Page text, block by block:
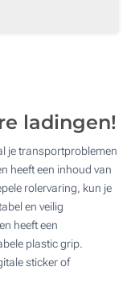
ladingen!
je transportproblemen
heeft een inhoud van
rolervaring, kun je
en veilig
heeft een
plastic grip.
sticker of